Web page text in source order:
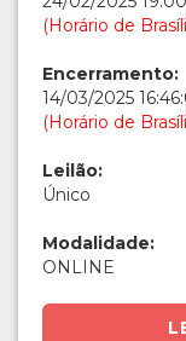
(Horário de
Encerramento:
14/03/2025
(Horário de
Leilão:
Único
Modalidade:
ONLINE